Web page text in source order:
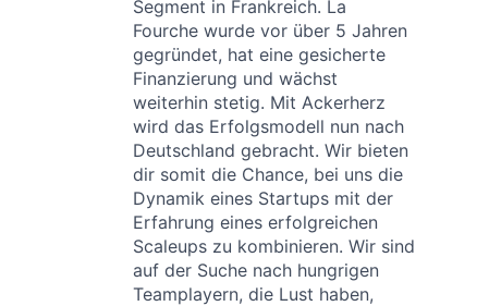
Segment in Frankreich. La
Fourche wurde vor über 5 Jahren
gegründet, hat eine gesicherte
Finanzierung und wächst
weiterhin stetig. Mit Ackerherz
wird das Erfolgsmodell nun nach
Deutschland gebracht. Wir bieten
dir somit die Chance, bei uns die
Dynamik eines Startups mit der
Erfahrung eines erfolgreichen
Scaleups zu kombinieren. Wir sind
auf der Suche nach hungrigen
Teamplayern, die Lust haben,